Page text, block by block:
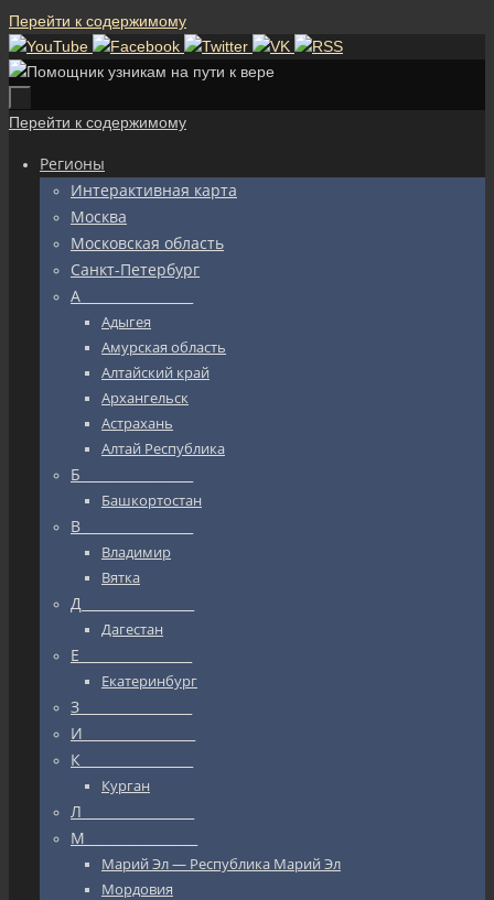
Перейти к содержимому
Перейти к содержимому
Регионы
Интерактивная карта
Москва
Московская область
Санкт-Петербург
А_________________
Адыгея
Амурская область
Алтайский край
Архангельск
Астрахань
Алтай Республика
Б_________________
Башкортостан
В_________________
Владимир
Вятка
Д_________________
Дагестан
Е_________________
Екатеринбург
З_________________
И_________________
К_________________
Курган
Л_________________
М_________________
Марий Эл — Республика Марий Эл
Мордовия